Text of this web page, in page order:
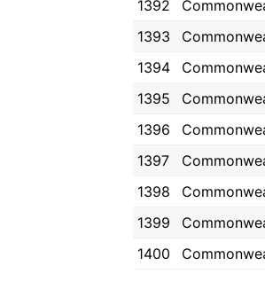
1392
1393
1394
1395
1396
1397
1398
1399
1400